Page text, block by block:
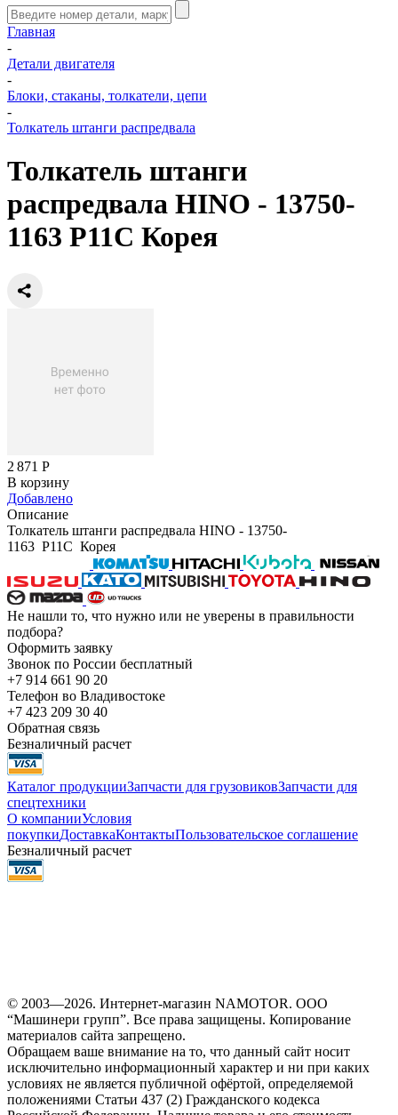
Главная
-
Детали двигателя
-
Блоки, стаканы, толкатели, цепи
-
Толкатель штанги распредвала
Толкатель штанги
распредвала HINO - 13750-
1163 P11C Корея
2 871 Р
В корзину
Добавлено
Описание
Толкатель штанги распредвала HINO - 13750-
1163 P11C Корея
Не нашли то, что нужно или не уверены в правильности
подбора?
Оформить заявку
Звонок по России бесплатный
+7 914 661 90 20
Телефон во Владивостоке
+7 423 209 30 40
Обратная связь
Безналичный расчет
Каталог продукцииЗапчасти для грузовиковЗапчасти для
спецтехники
О компанииУсловия
покупкиДоставкаКонтактыПользовательское соглашение
Безналичный расчет
© 2003—2026. Интернет-магазин NAMOTOR. ООО
“Машинери групп”. Все права защищены. Копирование
материалов сайта запрещено.
Обращаем ваше внимание на то, что данный сайт носит
исключительно информационный характер и ни при каких
условиях не является публичной офёртой, определяемой
положениями Статьи 437 (2) Гражданского кодекса